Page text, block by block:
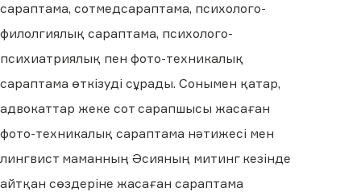
сараптама, сотмедсараптама, психолого-
филолгиялық сараптама, психолого-
психиатриялық пен фото-техникалық
сараптама өткізуді сұрады. Сонымен қатар,
адвокаттар жеке сот сарапшысы жасаған
фото-техникалық сараптама нәтижесі мен
лингвист маманның Әсияның митинг кезінде
айтқан сөздеріне жасаған сараптама